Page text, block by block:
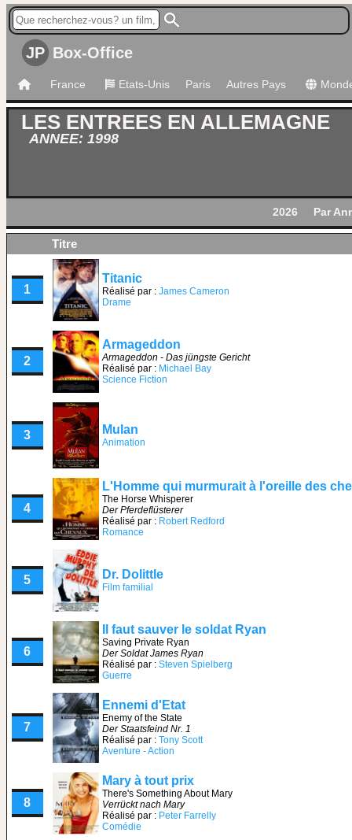
JP Box-Office
France Etats-Unis Paris Autres Pays
LES ENTREES EN ALLEMAGNE
ANNEE: 1998
2026 Par
Titre
1
Titanic
Réalisé par : James Cameron
Drame
2
Armageddon
Armageddon - Das jüngste Gericht
Réalisé par : Michael Bay
Science Fiction
3 Mulan
Animation
4
L'Homme qui murmurait à l'oreille des
The Horse Whisperer
Der Pferdeflüsterer
Réalisé par : Robert Redford
Romance
5 Dr. Dolittle
Film familial
6
Il faut sauver le soldat Ryan
Saving Private Ryan
Der Soldat James Ryan
Réalisé par : Steven Spielberg
Guerre
7
Ennemi d'Etat
Enemy of the State
Der Staatsfeind Nr. 1
Réalisé par : Tony Scott
Aventure - Action
8
Mary à tout prix
There's Something About Mary
Verrückt nach Mary
Réalisé par : Peter Farrelly
Comédie